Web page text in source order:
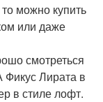
можно купить
или даже
смотреться
Фикус Лирата в
в стиле лофт.